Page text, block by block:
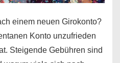
einem neuen Girokonto?
Konto unzufrieden
Steigende Gebühren sind